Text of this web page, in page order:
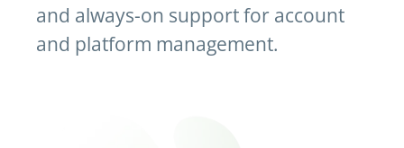
and always-on support for account
and platform management.